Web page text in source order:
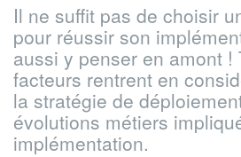
Il ne suffit pas de choisir
pour réussir son
aussi y penser en amont !
facteurs rentrent en
la stratégie de
évolutions métiers
implémentation.